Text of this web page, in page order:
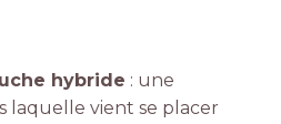
hybride : une
laquelle vient se placer